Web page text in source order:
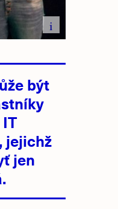
i
být
jejichž
jen